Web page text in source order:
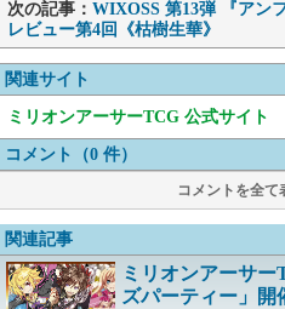
次の記事： WIXOSS 第13弾 『アン
レビュー第4回《枯樹生華》
関連サイト
ミリオンアーサーTCG 公式サイト
コメント（0 件）
コメントを全
関連記事
ミリオンアーサ
ズパーティー」開